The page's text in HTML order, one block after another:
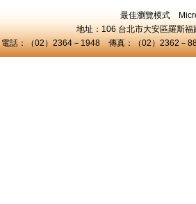
最佳瀏覽模式
地址：106 台北市大安區羅斯
電話：（02）2364－1948 傳真：（02）2362－